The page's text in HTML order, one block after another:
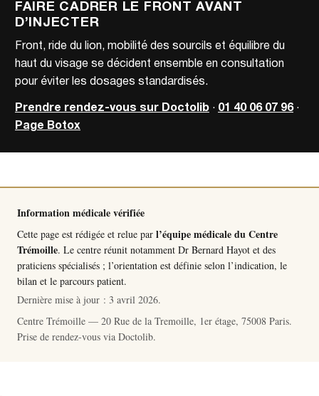
FAIRE CADRER LE FRONT AVANT
D’INJECTER
Front, ride du lion, mobilité des sourcils et équilibre du
haut du visage se décident ensemble en consultation
pour éviter les dosages standardisés.
Prendre rendez-vous sur Doctolib · 01 40 06 07 96·
Page Botox
Information médicale vérifiée
Cette page est rédigée et relue par l’équipe médicale du Centre
Trémoille. Le centre réunit notamment Dr Bernard Hayot et des
praticiens spécialisés ; l’orientation est définie selon l’indication, le
bilan et le parcours patient.
Dernière mise à jour : 3 avril 2026.
Centre Trémoille — 20 Rue de la Tremoille, 1er étage, 75008 Paris.
Prise de rendez-vous via Doctolib.